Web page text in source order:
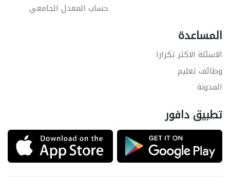
حساب المعدل الجامعي
المساعدة
الاسئلة الاكثر تكرارا
وظائف تعليم
المدونة
تطبيق دافور